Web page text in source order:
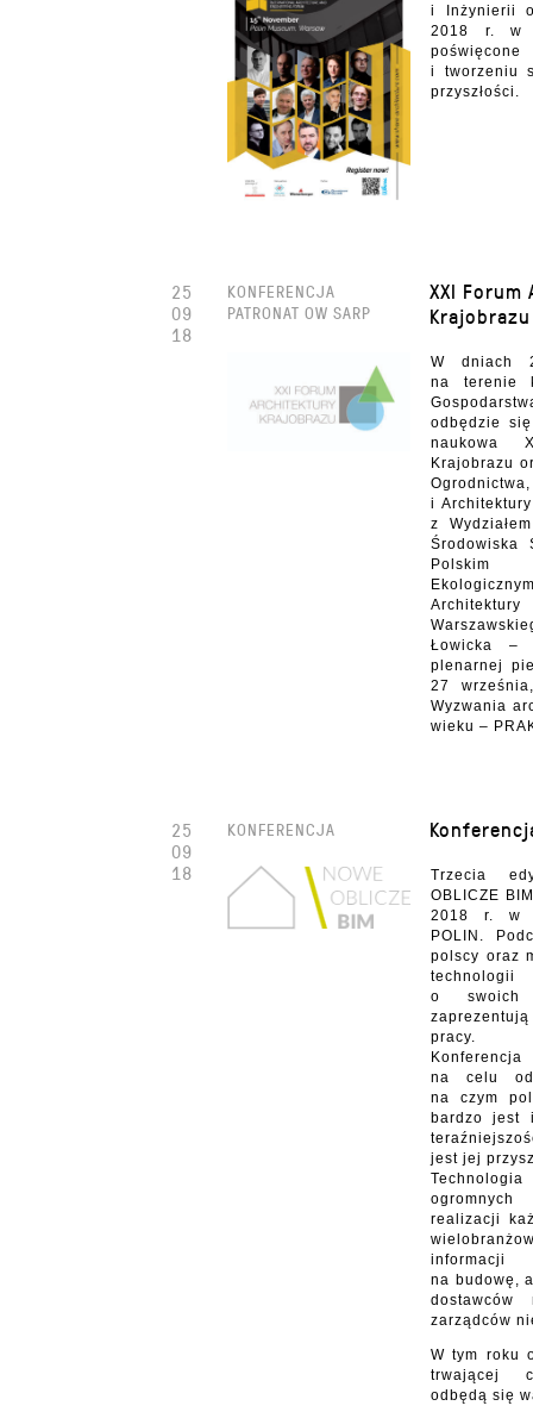
i Inżynierii
2018 r. w
i tworzeniu
przyszłości.
XXI
Krajobrazu
KONFERENCJA
PATRONAT OW SARP
W dniach
na terenie
odbędzie
naukowa
Krajobrazu
i
z
Środowiska
Łowicka –
plenarnej
27
Wyzwania
wieku –
25
09
18
KONFERENCJA
Trzecia
OBLICZE
2018 r. w
POLIN.
polscy oraz
technologii
o swoich
pracy.
na celu
na czym
bardzo jest
jest jej
realizacji
na budowę,
dostawców
zarządców
W tym roku
trwającej
odbędą się
25
09
18